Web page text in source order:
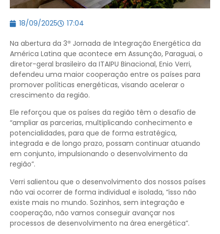
18/09/2025 17:04
Na abertura da 3ª Jornada de Integração Energética da
América Latina que acontece em Assunção, Paraguai, o
diretor-geral brasileiro da ITAIPU Binacional, Enio Verri,
defendeu uma maior cooperação entre os países para
promover políticas energéticas, visando acelerar o
crescimento da região.
Ele reforçou que os países da região têm o desafio de
“ampliar as parcerias, multiplicando conhecimento e
potencialidades, para que de forma estratégica,
integrada e de longo prazo, possam continuar atuando
em conjunto, impulsionando o desenvolvimento da
região”.
Verri salientou que o desenvolvimento dos nossos países
não vai ocorrer de forma individual e isolada, “isso não
existe mais no mundo. Sozinhos, sem integração e
cooperação, não vamos conseguir avançar nos
processos de desenvolvimento na área energética”.